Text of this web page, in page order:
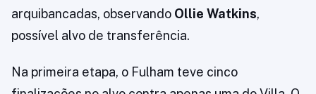
arquibancadas, observando Ollie Watkins,
possível alvo de transferência.
Na primeira etapa, o Fulham teve cinco